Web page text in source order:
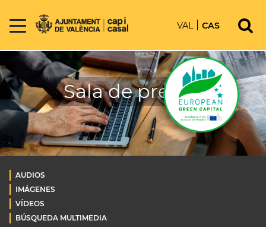
VAL CAS
Sala de prensa
AUDIOS
IMÁGENES
VÍDEOS
BÚSQUEDA MULTIMEDIA